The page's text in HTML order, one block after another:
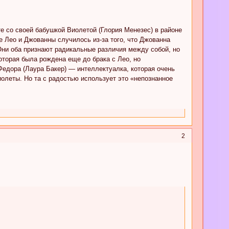
своей бабушкой Виолетой (Глория Менезес) в районе
и Джованны случилось из-за того, что Джованна
оба признают радикальные различия между собой, но
была рождена еще до брака с Лео, но
(Лаура Бакер) — интеллектуалка, которая очень
Но та с радостью использует это «непознанное
2